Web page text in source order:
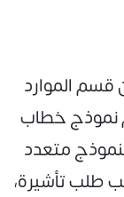
قسم الموارد
نموذج خطاب
متعدد
طلب تأشيرة،